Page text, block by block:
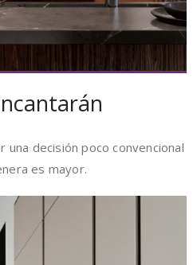
decisión poco convencional
es mayor.